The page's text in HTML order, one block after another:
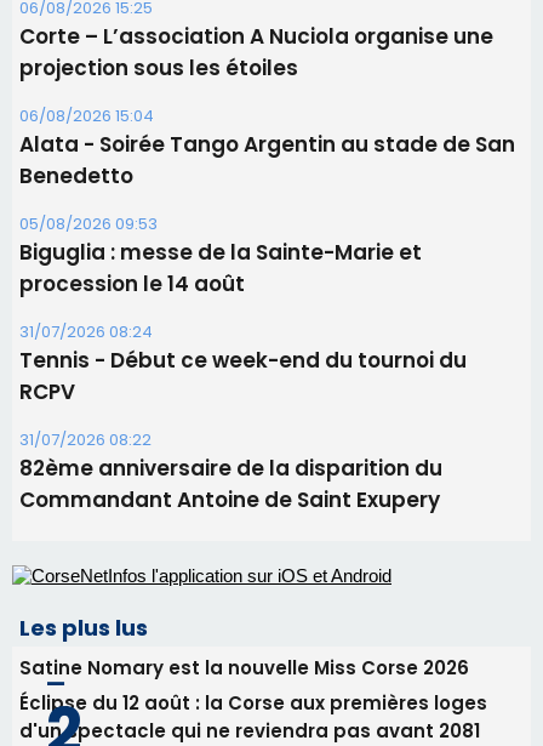
06/08/2026 15:25
Corte – L’association A Nuciola organise une
projection sous les étoiles
06/08/2026 15:04
Alata - Soirée Tango Argentin au stade de San
Benedetto
05/08/2026 09:53
Biguglia : messe de la Sainte-Marie et
procession le 14 août
31/07/2026 08:24
Tennis - Début ce week-end du tournoi du
RCPV
31/07/2026 08:22
82ème anniversaire de la disparition du
Commandant Antoine de Saint Exupery
Les plus lus
Satine Nomary est la nouvelle Miss Corse 2026
Éclipse du 12 août : la Corse aux premières loges
d'un spectacle qui ne reviendra pas avant 2081